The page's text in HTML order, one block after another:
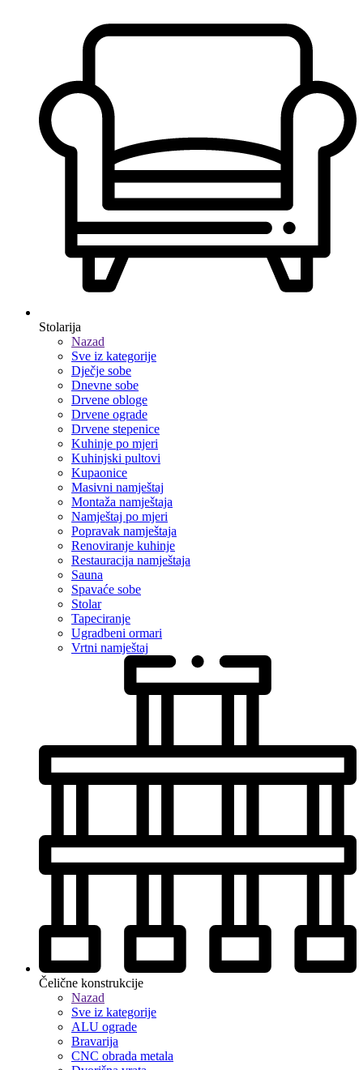
Stolarija
Nazad
Sve iz kategorije
Dječje sobe
Dnevne sobe
Drvene obloge
Drvene ograde
Drvene stepenice
Kuhinje po mjeri
Kuhinjski pultovi
Kupaonice
Masivni namještaj
Montaža namještaja
Namještaj po mjeri
Popravak namještaja
Renoviranje kuhinje
Restauracija namještaja
Sauna
Spavaće sobe
Stolar
Tapeciranje
Ugradbeni ormari
Vrtni namještaj
Čelične konstrukcije
Nazad
Sve iz kategorije
ALU ograde
Bravarija
CNC obrada metala